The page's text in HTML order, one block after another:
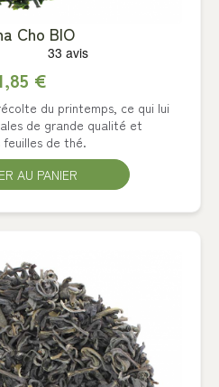
Cho BIO
€
du printemps, ce qui lui
de grande qualité et
de thé.
AU PANIER